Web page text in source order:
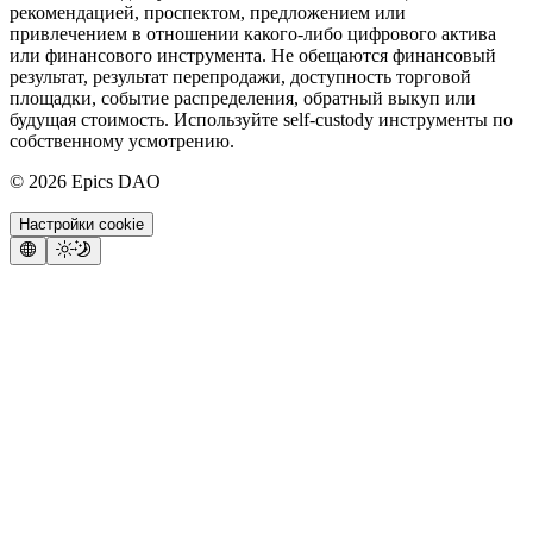
рекомендацией, проспектом, предложением или
привлечением в отношении какого-либо цифрового актива
или финансового инструмента. Не обещаются финансовый
результат, результат перепродажи, доступность торговой
площадки, событие распределения, обратный выкуп или
будущая стоимость. Используйте self-custody инструменты по
собственному усмотрению.
© 2026 Epics DAO
Настройки cookie